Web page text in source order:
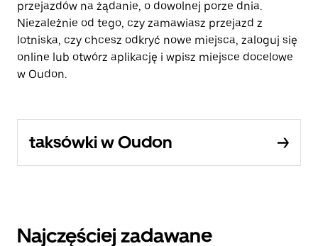
przejazdów na żądanie, o dowolnej porze dnia.
Niezależnie od tego, czy zamawiasz przejazd z
lotniska, czy chcesz odkryć nowe miejsca, zaloguj się
online lub otwórz aplikację i wpisz miejsce docelowe
w Oudon.
taksówki w Oudon
Najczęściej zadawane